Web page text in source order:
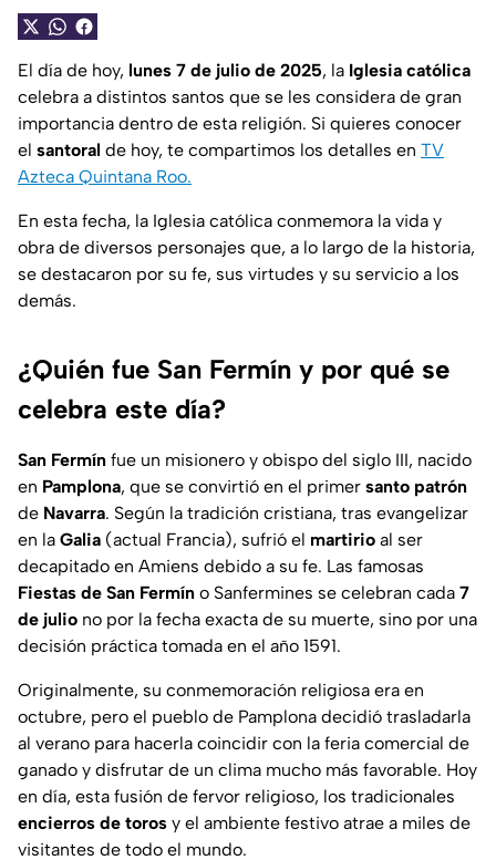
El día de hoy, lunes 7 de julio de 2025, la Iglesia católica
celebra a distintos santos que se les considera de gran
importancia dentro de esta religión. Si quieres conocer
el santoral de hoy, te compartimos los detalles en TV
Azteca Quintana Roo.
En esta fecha, la Iglesia católica conmemora la vida y
obra de diversos personajes que, a lo largo de la historia,
se destacaron por su fe, sus virtudes y su servicio a los
demás.
¿Quién fue San Fermín y por qué se
celebra este día?
San Fermín fue un misionero y obispo del siglo III, nacido
en Pamplona, que se convirtió en el primer santo patrón
de Navarra. Según la tradición cristiana, tras evangelizar
en la Galia (actual Francia), sufrió el martirio al ser
decapitado en Amiens debido a su fe. Las famosas
Fiestas de San Fermín o Sanfermines se celebran cada 7
de julio no por la fecha exacta de su muerte, sino por una
decisión práctica tomada en el año 1591.
Originalmente, su conmemoración religiosa era en
octubre, pero el pueblo de Pamplona decidió trasladarla
al verano para hacerla coincidir con la feria comercial de
ganado y disfrutar de un clima mucho más favorable. Hoy
en día, esta fusión de fervor religioso, los tradicionales
encierros de toros y el ambiente festivo atrae a miles de
visitantes de todo el mundo.